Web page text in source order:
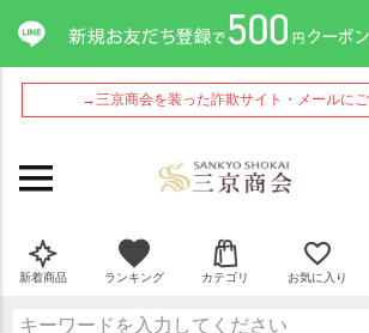
→三京商会を装った詐欺サイト・メールに
新着商品 ランキング カテゴリ お気に入り